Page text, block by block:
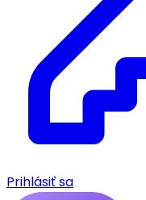
Prihlásiť sa